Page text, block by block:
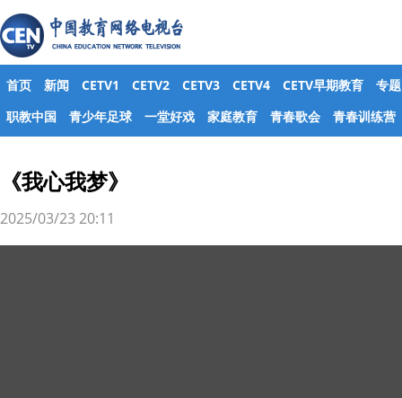
首页 新闻 CETV1 CETV2 CETV3 CETV4 CETV早期教育
专题
职教中国
青少年足球 一堂好戏 家庭教育 青春歌会 青春训练营
《我心我梦》
2025/03/23 20:11